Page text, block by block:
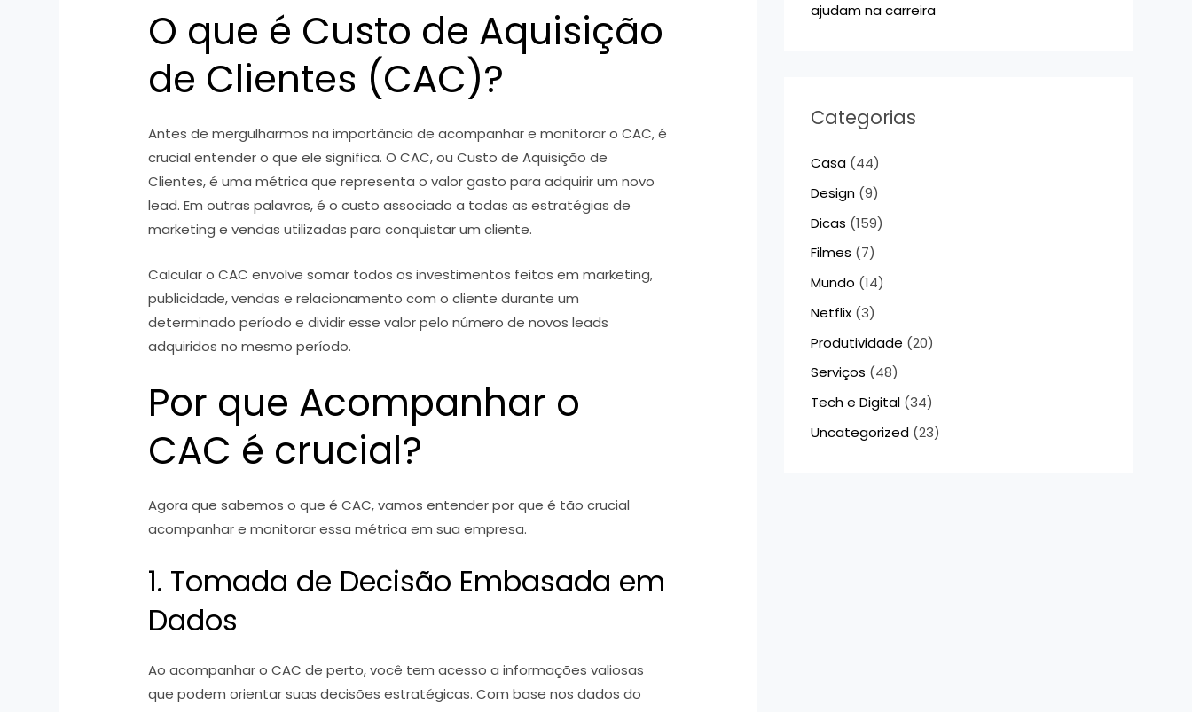
O que é Custo de Aquisição
de Clientes (CAC)?
Antes de mergulharmos na importância de acompanhar e monitorar o CAC, é
crucial entender o que ele significa. O CAC, ou Custo de Aquisição de
Clientes, é uma métrica que representa o valor gasto para adquirir um novo
lead. Em outras palavras, é o custo associado a todas as estratégias de
marketing e vendas utilizadas para conquistar um cliente.
Calcular o CAC envolve somar todos os investimentos feitos em marketing,
publicidade, vendas e relacionamento com o cliente durante um
determinado período e dividir esse valor pelo número de novos leads
adquiridos no mesmo período.
Por que Acompanhar o
CAC é crucial?
Agora que sabemos o que é CAC, vamos entender por que é tão crucial
acompanhar e monitorar essa métrica em sua empresa.
1. Tomada de Decisão Embasada em
Dados
Ao acompanhar o CAC de perto, você tem acesso a informações valiosas
que podem orientar suas decisões estratégicas. Com base nos dados do
ajudam na carreira
Categorias
Casa(44)
Design(9)
Dicas (159)
Filmes (7)
Mundo (14)
Netflix(3)
Produtividade (20)
Serviços (48)
Tech e Digital(34)
Uncategorized(23)